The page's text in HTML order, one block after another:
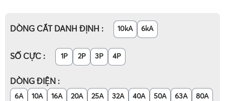
DÒNG CẮT DANH ĐỊNH 10kA 6kA
SỐ CỰC 1P 2P 3P 4P
DÒNG ĐIỆN
6A 10A 16A 20A 25A 32A 40A 50A 63A 80A